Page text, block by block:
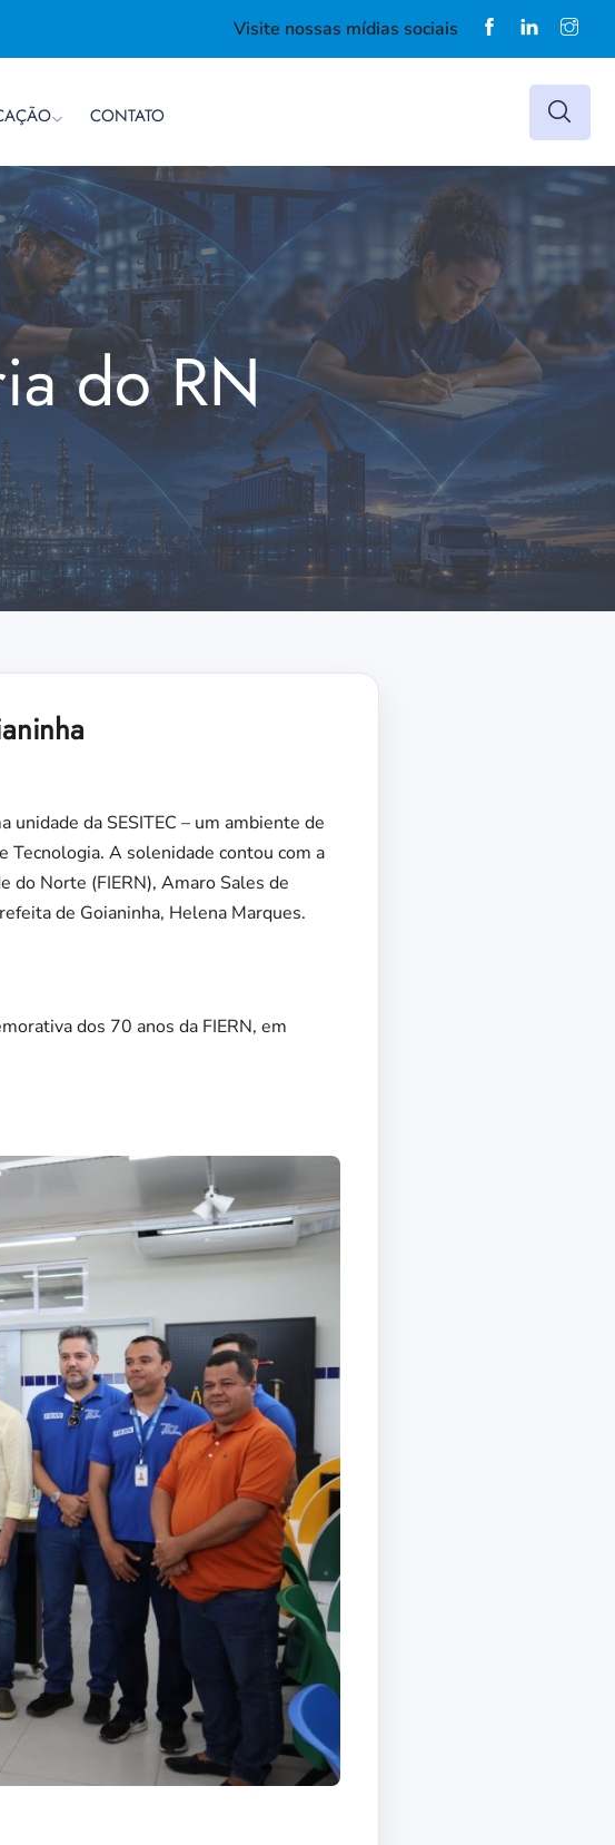
Visite nossas mídias sociais
CONTATO
do RN
da SESITEC – um ambiente de
Tecnologia. A solenidade contou com a
do Norte (FIERN), Amaro Sales de
de Goianinha, Helena Marques.
dos 70 anos da FIERN, em